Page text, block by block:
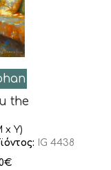
the
x Y)
IG 4438
€